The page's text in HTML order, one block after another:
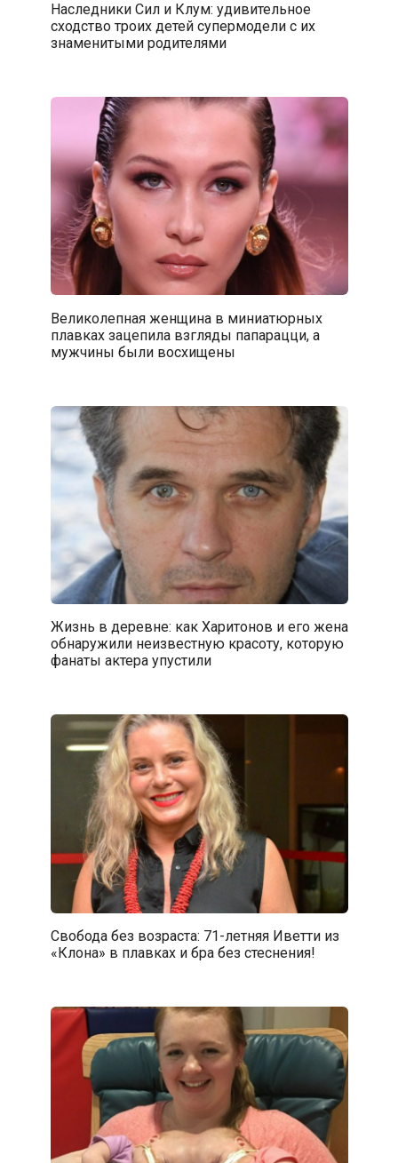
Наследники Сил и Клум: удивительное
сходство троих детей супермодели с их
знаменитыми родителями
Великолепная женщина в миниатюрных
плавках зацепила взгляды папарацци, а
мужчины были восхищены
Жизнь в деревне: как Харитонов и его жена
обнаружили неизвестную красоту, которую
фанаты актера упустили
Свобода без возраста: 71-летняя Иветти из
«Клона» в плавках и бра без стеснения!